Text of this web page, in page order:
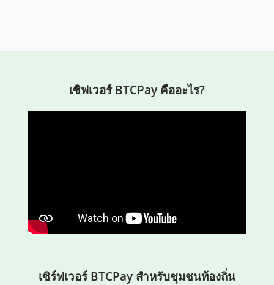
เซิฟเวอร์ BTCPay คืออะไร?
เซิร์ฟเวอร์ BTCPay สำหรับชุมชนท้องถิ่น